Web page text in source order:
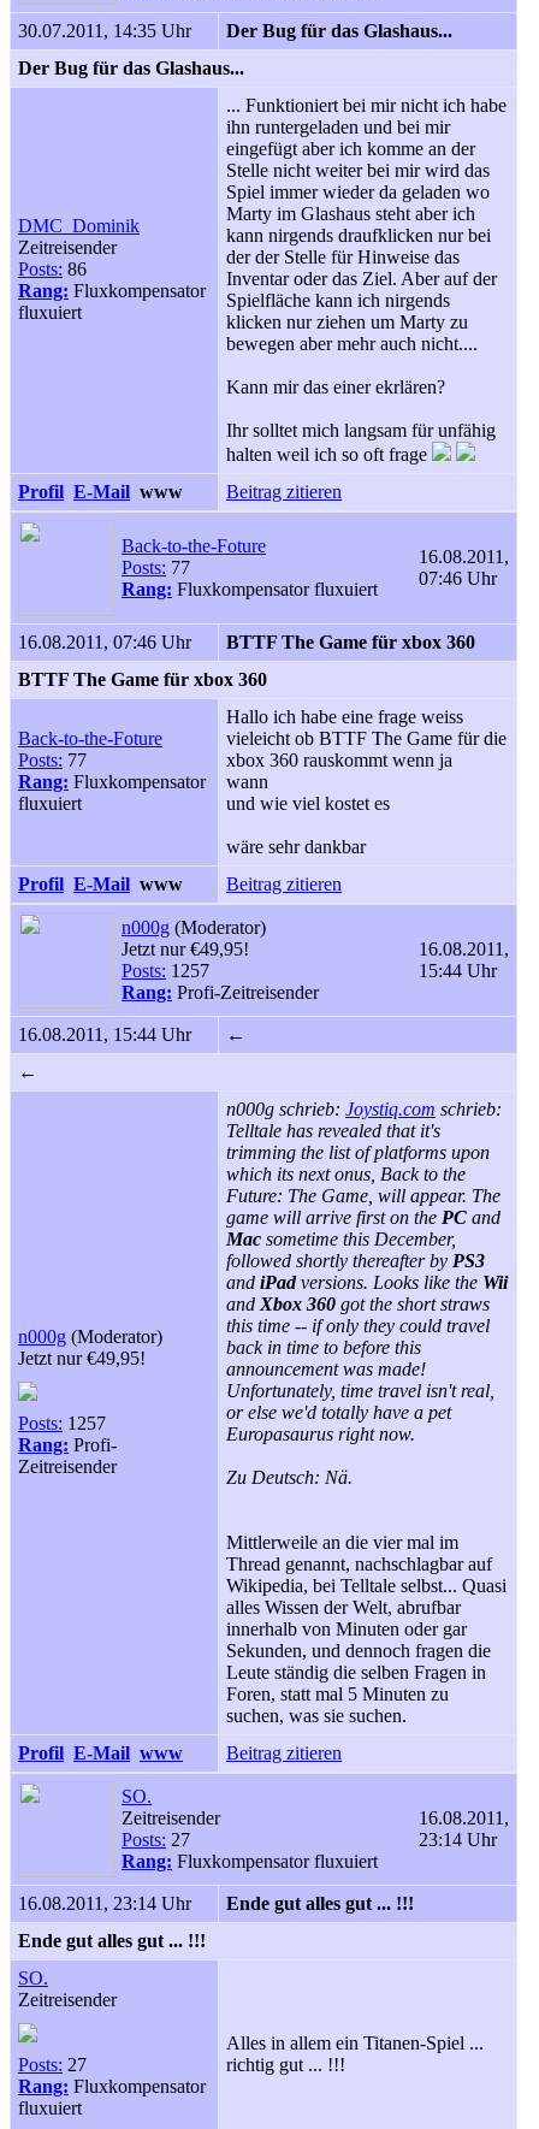
30.07.2011, 14:35 Uhr
Der Bug für das Glashaus...
Der Bug für das Glashaus...
DMC_Dominik
Zeitreisender
Posts: 86
Rang: Fluxkompensator
fluxuiert
... Funktioniert bei mir nicht ich habe
ihn runtergeladen und bei mir
eingefügt aber ich komme an der
Stelle nicht weiter bei mir wird das
Spiel immer wieder da geladen wo
Marty im Glashaus steht aber ich
kann nirgends draufklicken nur bei
der der Stelle für Hinweise das
Inventar oder das Ziel. Aber auf der
Spielfläche kann ich nirgends
klicken nur ziehen um Marty zu
bewegen aber mehr auch nicht....
Kann mir das einer ekrlären?
Ihr solltet mich langsam für unfähig
halten weil ich so oft frage
Profil E-Mail www Beitrag zitieren
Back-to-the-Foture
Posts: 77
Rang: Fluxkompensator fluxuiert
16.08.2011,
07:46 Uhr
16.08.2011, 07:46 Uhr
BTTF The Game für xbox 360
BTTF The Game für xbox 360
Back-to-the-Foture
Posts: 77
Rang: Fluxkompensator
fluxuiert
Hallo ich habe eine frage weiss
vieleicht ob BTTF The Game für die
xbox 360 rauskommt wenn ja
wann
und wie viel kostet es
wäre sehr dankbar
Profil E-Mail www Beitrag zitieren
n000g (Moderator)
Jetzt nur €49,95!
Posts: 1257
Rang: Profi-Zeitreisender
16.08.2011,
15:44 Uhr
16.08.2011, 15:44 Uhr
←
←
n000g (Moderator)
Jetzt nur €49,95!
Posts: 1257
Rang: Profi-
Zeitreisender
n000g schrieb: Joystiq.com schrieb:
Telltale has revealed that it's
trimming the list of platforms upon
which its next onus, Back to the
Future: The Game, will appear. The
game will arrive first on the PC and
Mac sometime this December,
followed shortly thereafter by PS3
and iPadversions. Looks like the Wii
and Xbox 360 got the short straws
this time -- if only they could travel
back in time to before this
announcement was made!
Unfortunately, time travel isn't real,
or else we'd totally have a pet
Europasaurus right now.
Zu Deutsch: Nä.
Mittlerweile an die vier mal im
Thread genannt, nachschlagbar auf
Wikipedia, bei Telltale selbst... Quasi
alles Wissen der Welt, abrufbar
innerhalb von Minuten oder gar
Sekunden, und dennoch fragen die
Leute ständig die selben Fragen in
Foren, statt mal 5 Minuten zu
suchen, was sie suchen.
Profil E-Mail www Beitrag zitieren
SO.
Zeitreisender
Posts: 27
Rang: Fluxkompensator fluxuiert
16.08.2011,
23:14 Uhr
16.08.2011, 23:14 Uhr
Ende gut alles gut ... !!!
Ende gut alles gut ... !!!
SO.
Zeitreisender
Posts: 27
Rang: Fluxkompensator
fluxuiert
Alles in allem ein Titanen-Spiel ...
richtig gut ... !!!